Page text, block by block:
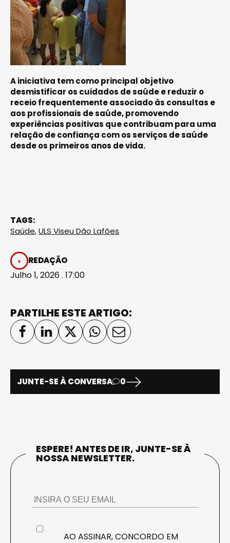
A iniciativa tem como principal objetivo
desmistificar os cuidados de saúde e reduzir o
receio frequentemente associado às consultas e
aos profissionais de saúde, promovendo
experiências positivas que contribuam para uma
relação de confiança com os serviços de saúde
desde os primeiros anos de vida.
TAGS:
Saúde,ULS Viseu Dão Lafões
REDAÇÃO
Julho 1, 2026 . 17:00
PARTILHE ESTE ARTIGO:
JUNTE-SE À CONVERSA 0
ESPERE! ANTES DE IR, JUNTE-SE À
NOSSA NEWSLETTER.
AO ASSINAR, CONCORDO EM